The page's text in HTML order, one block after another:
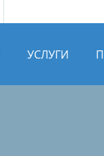
УСЛУГИ